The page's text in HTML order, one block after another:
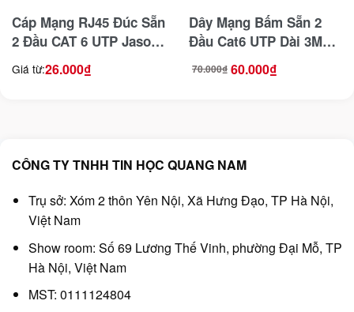
Cáp Mạng RJ45 Đúc Sẵn
2 Đầu CAT 6 UTP Jasoz
Giá từ:26.000₫
Dây Mạng Bấm Sẵn 2
Đầu Cat6 UTP Dài 3M
70.000₫
Giá
gốc 60.000₫
Giá
hiện
CÔNG TY TNHH TIN HỌC QUANG NAM
Trụ sở: Xóm 2 thôn Yên Nội, Xã Hưng Đạo, TP Hà Nội,
Việt Nam
Show room: Số 69 Lương Thế Vinh, phường Đại Mỗ, TP
Hà Nội, Việt Nam
MST: 0111124804